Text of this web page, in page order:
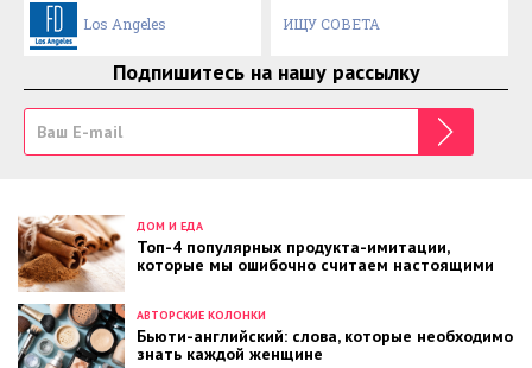
Los Angeles ИЩУ СОВЕТА
Подпишитесь на нашу рассылку
ДОМ И ЕДА
Топ-4 популярных продукта-имитации,
которые мы ошибочно считаем настоящими
АВТОРСКИЕ КОЛОНКИ
Бьюти-английский: слова, которые необходимо
знать каждой женщине